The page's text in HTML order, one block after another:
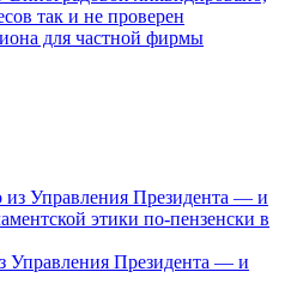
для частной фирмы
Управления Президента — и